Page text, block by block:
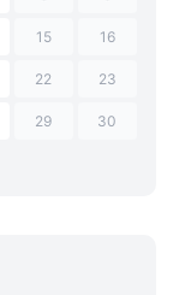
15 16
22 23
29 30